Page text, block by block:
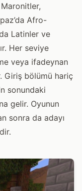
Maronitler,
Afro-
Latinler ve
Her seviye
veya ifadeynan
Giriş bölümü hariç
sonundaki
gelir. Oyunun
sonra da adayı